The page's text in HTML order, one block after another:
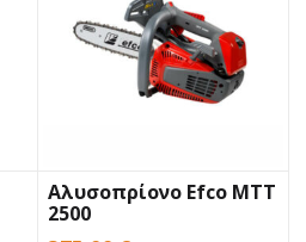
Αλυσοπρίονο Efco MTT
2500